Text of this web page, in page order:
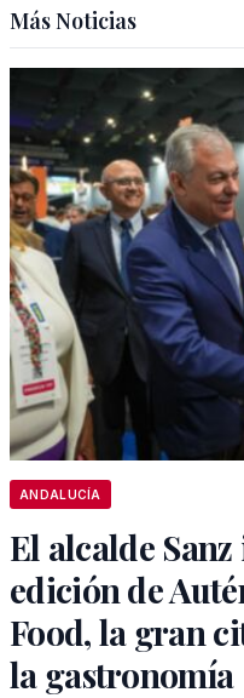
Más Noticias
ANDALUCÍA
El alcalde
edición de
Food, la gran
la gastronomía